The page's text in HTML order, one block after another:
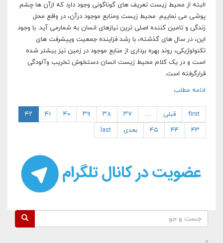
البته از محیط زیست تعریف های گوناگونی وجود دارد که ازآن ها چشم
پوشی می نماییم. محیط زیست ومنابع موجود درآن، در واقع محل
زندگی و تامین کننده اصلی ترین نیازهای انسان به شمارمی آید. با وجود
این، در سال های گذشته، با رشد فزاینده جمعیت وپیشرفت های
تکنولوژیکی، روند بهره برداری از منابع موجود در زمین نیز بیشتر شده
است و در یک کلام محیط زیست انسان دستخوش تخریب وآلودگی
قرارگرفته است.
ادامه مطلب
first قبلی … ۳۷ ۳۸ ۳۹ ۴۰ ۴۱
۴۲
۴۳
۴۴ ۴۵ بعدی last
فرم جستجو